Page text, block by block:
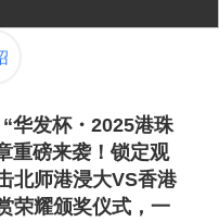
华发杯・2025港珠
重磅来袭！锁定观
北师港浸大VS香港
荣耀颁奖仪式，一